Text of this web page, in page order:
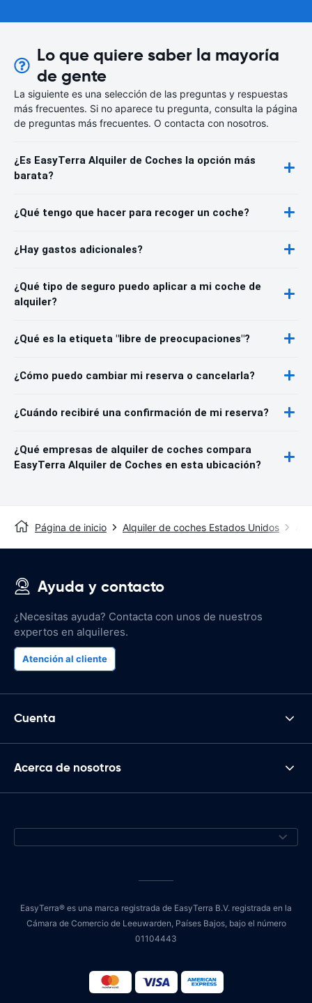
Lo que quiere saber la mayoría
de gente
La siguiente es una selección de las preguntas y respuestas
más frecuentes. Si no aparece tu pregunta, consulta la página
de preguntas más frecuentes. O contacta con nosotros.
¿Es EasyTerra Alquiler de Coches la opción más
barata?
¿Qué tengo que hacer para recoger un coche?
¿Hay gastos adicionales?
¿Qué tipo de seguro puedo aplicar a mi coche de
alquiler?
¿Qué es la etiqueta "libre de preocupaciones"?
¿Cómo puedo cambiar mi reserva o cancelarla?
¿Cuándo recibiré una confirmación de mi reserva?
¿Qué empresas de alquiler de coches compara
EasyTerra Alquiler de Coches en esta ubicación?
Página de inicio Alquiler de coches Estados Unidos
Ayuda y contacto
¿Necesitas ayuda? Contacta con unos de nuestros
expertos en alquileres.
Atención al cliente
Cuenta
Acerca de nosotros
EasyTerra® es una marca registrada de EasyTerra B.V. registrada en la
Cámara de Comercio de Leeuwarden, Países Bajos, bajo el número
01104443